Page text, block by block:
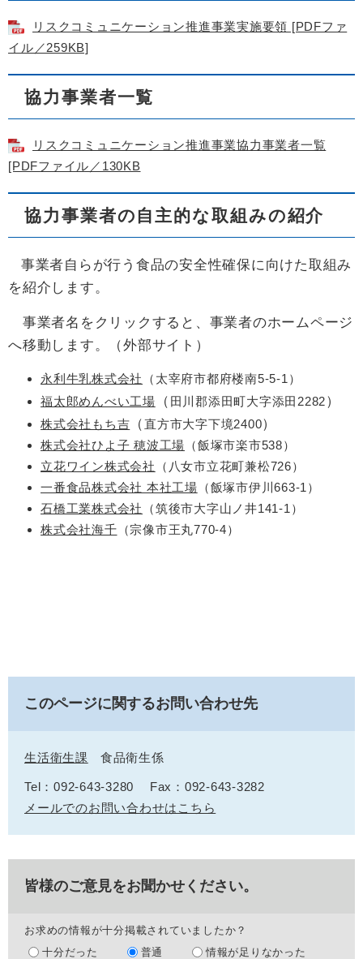
リスクコミュニケーション推進事業実施要領 [PDFファ
イル／259KB]
協力事業者一覧
リスクコミュニケーション推進事業協力事業者一覧
[PDFファイル／130KB
協力事業者の自主的な取組みの紹介
事業者自らが行う食品の安全性確保に向けた取組み
を紹介します。
事業者名をクリックすると、事業者のホームページ
へ移動します。（外部サイト）
永利牛乳株式会社
（太宰府市都府楼南5-5-1）
福太郎めんべい工場​ （ 田川郡添田町大字添田2282​）
株式会社もち吉 （直方市大字下境2400​）
株式会社ひよ子 穂波工場​ （飯塚市楽市538）
立花ワイン株式会社
（八女市立花町兼松726）
一番食品株式会社 本社工場 （飯塚市伊川663-1）
石橋工業株式会社
（筑後市大字山ノ井141-1）
株式会社海千 （宗像市王丸770-4）
このページに関するお問い合わせ先
生活衛生課 食品衛生係
Tel：092-643-3280
Fax：092-643-3282
メールでのお問い合わせはこちら
皆様のご意見をお聞かせください。
お求めの情報が十分掲載されていましたか？
十分だった
普通 情報が足りなかった